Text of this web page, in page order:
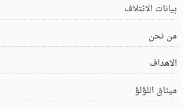
بيانات الائتلاف
من نحن
الاهداف
ميثاق اللؤلؤ